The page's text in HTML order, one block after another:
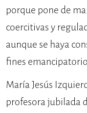
porque pone de
coercitivas y
aunque se haya
fines
María Jesús
profesora jubilada